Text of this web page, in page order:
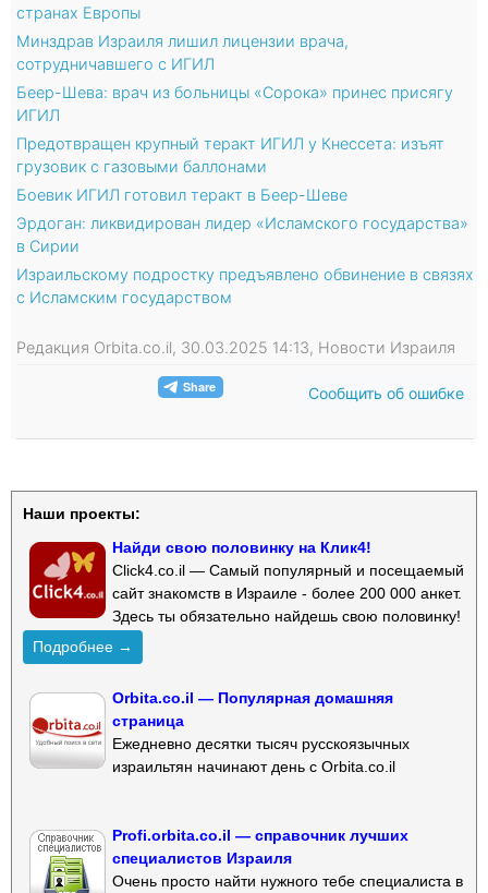
странах Европы
Минздрав Израиля лишил лицензии врача,
сотрудничавшего с ИГИЛ
Беер-Шева: врач из больницы «Сорока» принес присягу
ИГИЛ
Предотвращен крупный теракт ИГИЛ у Кнессета: изъят
грузовик с газовыми баллонами
Боевик ИГИЛ готовил теракт в Беер-Шеве
Эрдоган: ликвидирован лидер «Исламского государства»
в Сирии
Израильскому подростку предъявлено обвинение в связях
с Исламским государством
Редакция Orbita.co.il, 30.03.2025 14:13, Новости Израиля
Сообщить об ошибке
Наши проекты:
Найди свою половинку на Клик4!
Click4.co.il — Самый популярный и посещаемый
сайт знакомств в Израиле - более 200 000 анкет.
Здесь ты обязательно найдешь свою половинку!
Подробнее →
Orbita.co.il — Популярная домашняя
страница
Ежедневно десятки тысяч русскоязычных
израильтян начинают день с Orbita.co.il
Profi.orbita.co.il — справочник лучших
специалистов Израиля
Очень просто найти нужного тебе специалиста в